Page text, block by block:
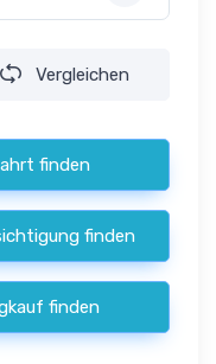
Vergleichen
finden
finden
finden